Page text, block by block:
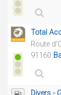
Total
Route
91160
Divers -